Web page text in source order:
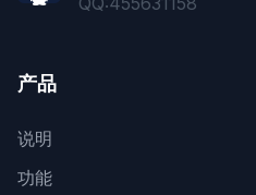
产品
说明
功能